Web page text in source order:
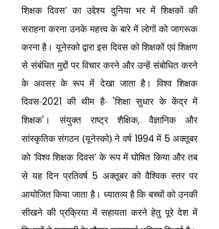
शिक्षक दिवस’का उद्देश्य दुनिया भर में शिक्षकों की
सराहना करना उनके महत्त्व के बारे में लोगों को जागरूक
करना है। यूनेस्को द्वारा इस दिवस को शिक्षकों एवं शिक्षण
से संबंधित मुद्दों पर विचार करने और उन्हें संबोधित करने
के अवसर के रूप में देखा जाता है। विश्व शिक्षक
दिवस-2021 की थीम है- 'शिक्षा सुधार के केंद्र में
शिक्षक' । संयुक्त राष्ट्र शैक्षिक,वैज्ञानिक और
सांस्कृतिक संगठन (यूनेस्को) ने वर्ष 1994 में 5 अक्तूबर
को‘विश्व शिक्षक दिवस’के रूप में घोषित किया और तब
से यह दिन प्रतिवर्ष 5 अक्तूबर को वैश्विक स्तर पर
आयोजित किया जाता है। ध्यातव्य है कि बच्चों को उनकी
सीखने की प्रक्रिया में सहायता करने हेतु पूरे देश में